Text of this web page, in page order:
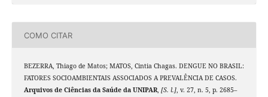
COMO CITAR
BEZERRA, Thiago de Matos; MATOS, Cintia Chagas. DENGUE NO BRASIL:
FATORES SOCIOAMBIENTAIS ASSOCIADOS A PREVALÊNCIA DE CASOS.
Arquivos de Ciências da Saúde da UNIPAR, [S. l.], v. 27, n. 5, p. 2685–